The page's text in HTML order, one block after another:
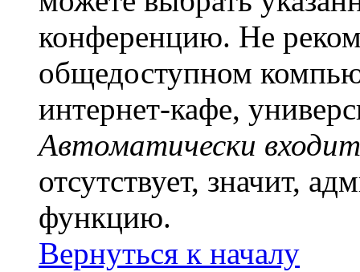
конференцию. Не
общедоступном
интернет-кафе,
Автоматически
отсутствует, значит,
функцию.
Вернуться к началу